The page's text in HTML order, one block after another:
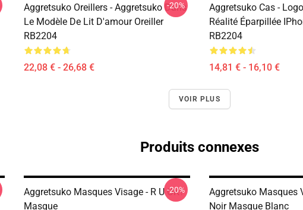
Aggretsuko Oreillers - Aggretsuko Dans
Le Modèle De Lit D'amour Oreiller
RB2204
22,08 € - 26,68 €
-20%
Aggretsuko Cas -
Réalité Éparpillée
RB2204
14,81 € - 16,10 €
VOIR PLUS
Produits connexes
Aggretsuko Masques Visage - R U OK?
Masque
-20%
Aggretsuko Masques
Noir Masque Blanc